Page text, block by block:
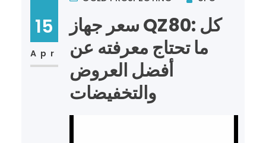
15
Apr
سعر جهاز QZ80: كل
ما تحتاج معرفته عن
أفضل العروض
والتخفيضات